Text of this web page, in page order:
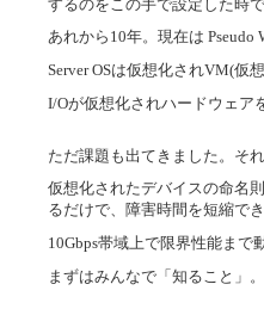
するのをこの手で設定した時で
あれから10年。現在は
Server OSは仮想化されVM(仮
I/Oが仮想化されハードウェア
ただ課題も出てきました。そ
仮想化されたデバイスの命名
るだけで、障害時間を短縮でき
10Gbps帯域上で限界性能まで
まずはみんなで「知ること」